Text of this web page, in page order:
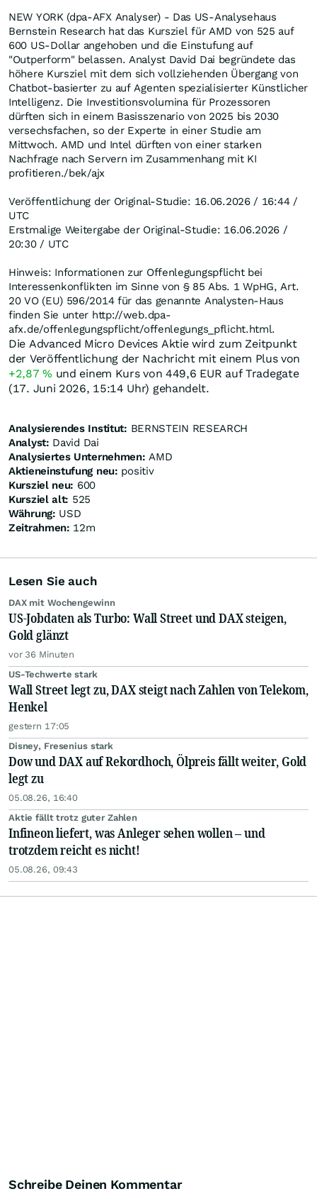
NEW YORK (dpa-AFX Analyser) - Das US-Analysehaus
Bernstein Research hat das Kursziel für AMD von 525 auf
600 US-Dollar angehoben und die Einstufung auf
"Outperform" belassen. Analyst David Dai begründete das
höhere Kursziel mit dem sich vollziehenden Übergang von
Chatbot-basierter zu auf Agenten spezialisierter Künstlicher
Intelligenz. Die Investitionsvolumina für Prozessoren
dürften sich in einem Basisszenario von 2025 bis 2030
versechsfachen, so der Experte in einer Studie am
Mittwoch. AMD und Intel dürften von einer starken
Nachfrage nach Servern im Zusammenhang mit KI
profitieren./bek/ajx
Veröffentlichung der Original-Studie: 16.06.2026 / 16:44 /
UTC
Erstmalige Weitergabe der Original-Studie: 16.06.2026 /
20:30 / UTC
Hinweis: Informationen zur Offenlegungspflicht bei
Interessenkonflikten im Sinne von § 85 Abs. 1 WpHG, Art.
20 VO (EU) 596/2014 für das genannte Analysten-Haus
finden Sie unter http://web.dpa-
afx.de/offenlegungspflicht/offenlegungs_pflicht.html.
Die Advanced Micro Devices Aktie wird zum Zeitpunkt
der Veröffentlichung der Nachricht mit einem Plus von
+2,87% und einem Kurs von 449,6 EUR auf Tradegate
(17. Juni 2026, 15:14 Uhr) gehandelt.
Analysierendes Institut: BERNSTEIN RESEARCH
Analyst: David Dai
Analysiertes Unternehmen: AMD
Aktieneinstufung neu: positiv
Kursziel neu: 600
Kursziel alt: 525
Währung: USD
Zeitrahmen: 12m
Lesen Sie auch
DAX mit Wochengewinn
US-Jobdaten als Turbo: Wall Street und DAX steigen,
Gold glänzt
vor 36 Minuten
US-Techwerte stark
Wall Street legt zu, DAX steigt nach Zahlen von Telekom,
Henkel
gestern 17:05
Disney, Fresenius stark
Dow und DAX auf Rekordhoch, Ölpreis fällt weiter, Gold
legt zu
05.08.26, 16:40
Aktie fällt trotz guter Zahlen
Infineon liefert, was Anleger sehen wollen – und
trotzdem reicht es nicht!
05.08.26, 09:43
Schreibe Deinen Kommentar